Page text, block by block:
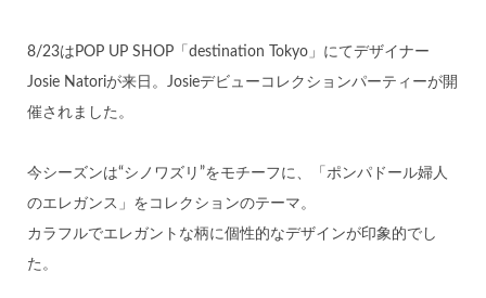
8/23はPOP UP SHOP「destination Tokyo」にてデザイナー
Josie Natoriが来日。Josieデビューコレクションパーティーが開
催されました。
今シーズンは“シノワズリ”をモチーフに、「ポンパドール婦人
のエレガンス」をコレクションのテーマ。
カラフルでエレガントな柄に個性的なデザインが印象的でし
た。